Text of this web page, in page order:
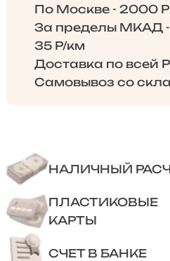
По Москве - 2000 Р
За пределы МКАД -
35 Р/км
Доставка по всей
Самовывоз со
НАЛИЧНЫЙ
ПЛАСТИКОВЫЕ
КАРТЫ
СЧЕТ В БАНКЕ